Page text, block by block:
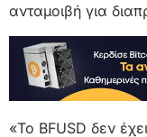
ανταμοιβή για
«Το BFUSD δεν